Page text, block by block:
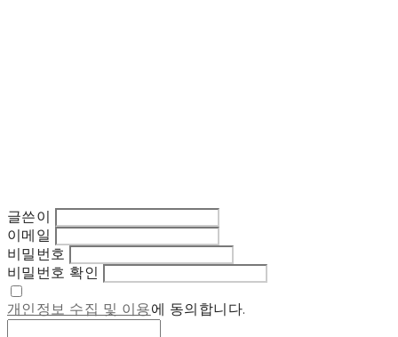
글쓴이
이메일
비밀번호
비밀번호 확인
개인정보 수집 및 이용에 동의합니다.